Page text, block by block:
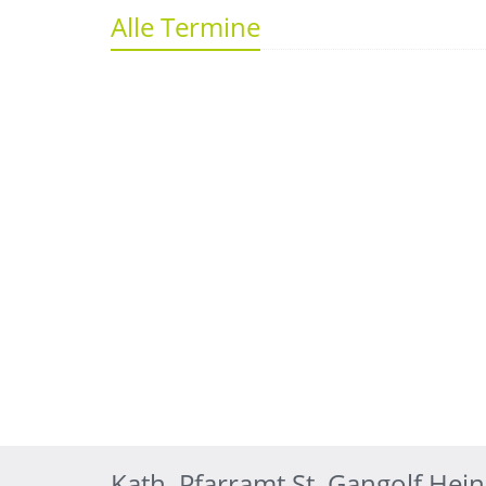
Alle Termine